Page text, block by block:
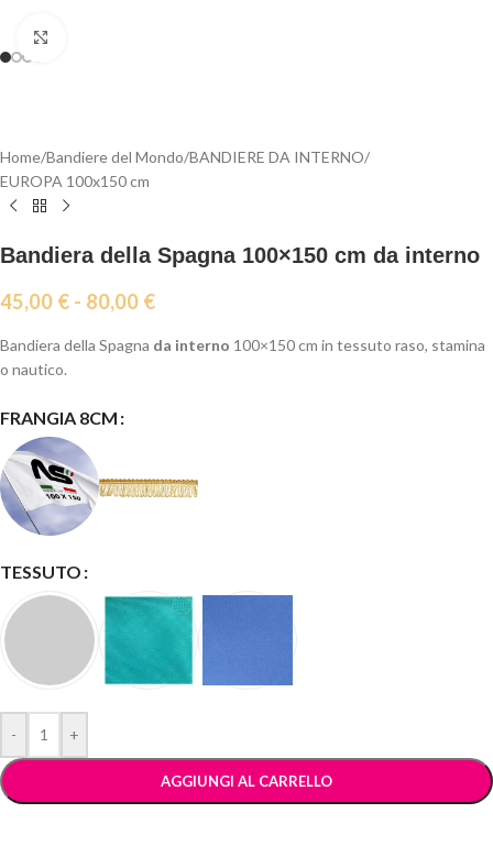
Home/Bandiere del Mondo/BANDIERE DA INTERNO/
EUROPA 100x150 cm
Bandiera della Spagna 100×150 cm da interno
45,00 € - 80,00 €
Bandiera della Spagna da interno 100×150 cm in tessuto raso, stamina
o nautico.
FRANGIA 8CM
TESSUTO
- +
AGGIUNGI AL CARRELLO